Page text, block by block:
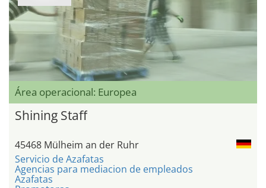
Área operacional: Europea
Shining Staff
45468 Mülheim an der Ruhr
Servicio de Azafatas
Agencias para mediacion de empleados
Azafatas